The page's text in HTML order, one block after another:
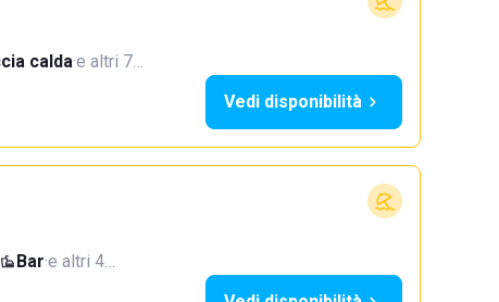
calda·e altri 7…
Vedi disponibilità
Bar·e altri 4…